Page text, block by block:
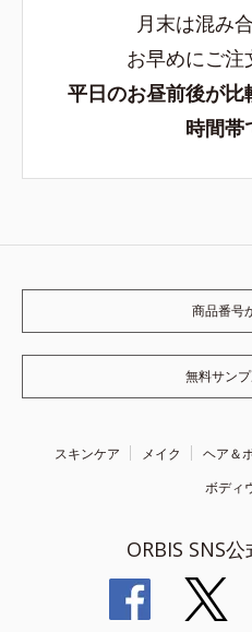
月末は混み
お早めにご注
平日のお昼前後が
時間帯
商品番号
無料サン
スキンケア メイク ヘア＆
ボディ
ORBIS SNS